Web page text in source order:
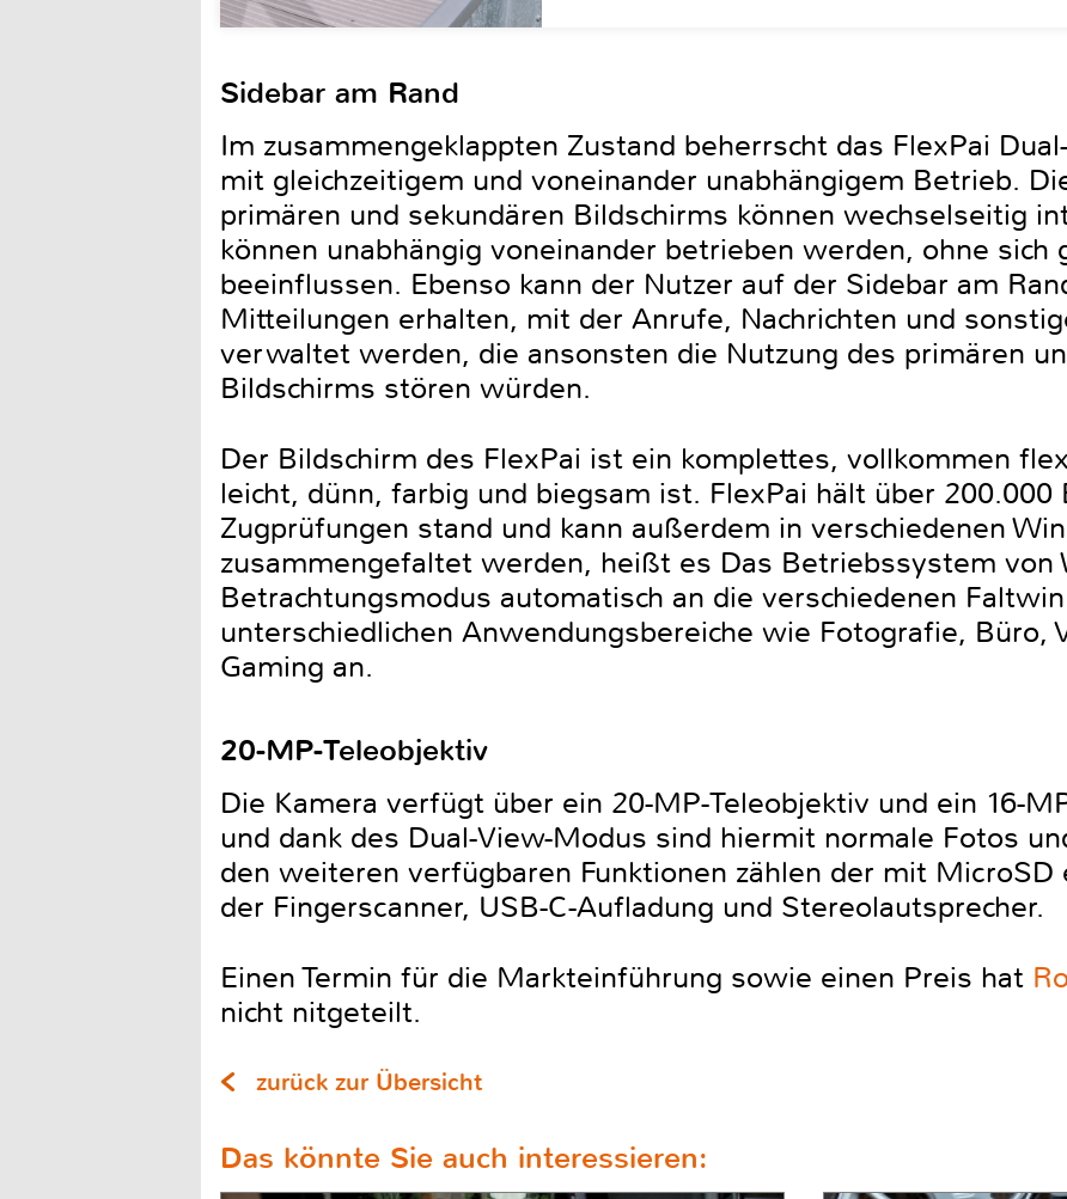
Sidebar am Rand
Im zusammengeklappten Zustand beherrscht das FlexPai
mit gleichzeitigem und voneinander unabhängigem Betrieb.
primären und sekundären Bildschirms können wechselseitig
können unabhängig voneinander betrieben werden, ohne sich
beeinflussen. Ebenso kann der Nutzer auf der Sidebar am
Mitteilungen erhalten, mit der Anrufe, Nachrichten und
verwaltet werden, die ansonsten die Nutzung des primären
Bildschirms stören würden.
Der Bildschirm des FlexPai ist ein komplettes, vollkommen
leicht, dünn, farbig und biegsam ist. FlexPai hält über 200.000
Zugprüfungen stand und kann außerdem in verschiedenen
zusammengefaltet werden, heißt es Das Betriebssystem von
Betrachtungsmodus automatisch an die verschiedenen
unterschiedlichen Anwendungsbereiche wie Fotografie, Büro,
Gaming an.
20-MP-Teleobjektiv
Die Kamera verfügt über ein 20-MP-Teleobjektiv und ein 16-
und dank des Dual-View-Modus sind hiermit normale Fotos
den weiteren verfügbaren Funktionen zählen der mit MicroSD
der Fingerscanner, USB-C-Aufladung und Stereolautsprecher.
Einen Termin für die Markteinführung sowie einen Preis hat
nicht nitgeteilt.
zurück zur Übersicht
Das könnte Sie auch interessieren: